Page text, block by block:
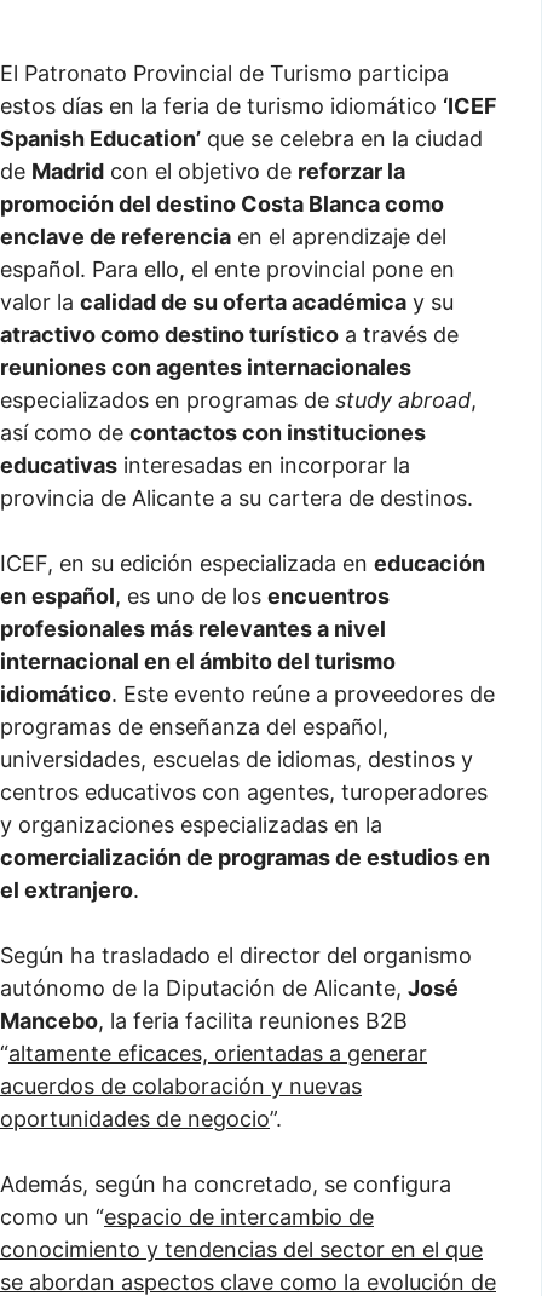
El Patronato Provincial de Turismo participa
estos días en la feria de turismo idiomático ‘ICEF
Spanish Education’ que se celebra en la ciudad
de Madrid con el objetivo de reforzar la
promoción del destino Costa Blanca como
enclave de referencia en el aprendizaje del
español. Para ello, el ente provincial pone en
valor la calidad de su oferta académica y su
atractivo como destino turístico a través de
reuniones con agentes internacionales
especializados en programas de study abroad,
así como de contactos con instituciones
educativas interesadas en incorporar la
provincia de Alicante a su cartera de destinos.
ICEF, en su edición especializada en educación
en español, es uno de los encuentros
profesionales más relevantes a nivel
internacional en el ámbito del turismo
idiomático. Este evento reúne a proveedores de
programas de enseñanza del español,
universidades, escuelas de idiomas, destinos y
centros educativos con agentes, turoperadores
y organizaciones especializadas en la
comercialización de programas de estudios en
el extranjero.
Según ha trasladado el director del organismo
autónomo de la Diputación de Alicante, José
Mancebo, la feria facilita reuniones B2B
“altamente eficaces, orientadas a generar
acuerdos de colaboración y nuevas
oportunidades de negocio”.
Además, según ha concretado, se configura
como un “espacio de intercambio de
conocimiento y tendencias del sector en el que
se abordan aspectos clave como la evolución de